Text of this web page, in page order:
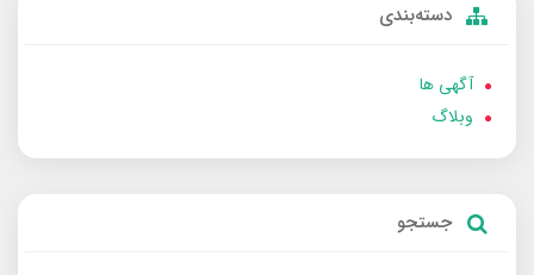
دسته‌بندی
آگهی ها
وبلاگ
جستجو